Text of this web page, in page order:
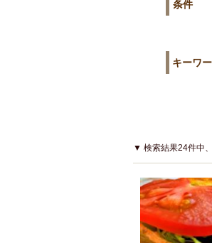
条件
キーワ
▼ 検索結果24件中